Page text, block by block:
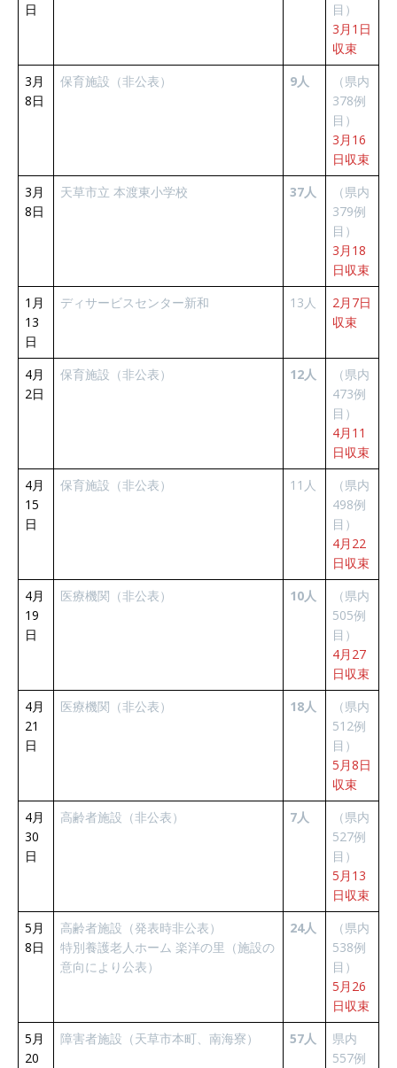
日
目）
3月1日
収束
3月
8日
保育施設（非公表） 9人
（県内
378例
目）
3月16
日収束
3月
8日
天草市立 本渡東小学校 37人
（県内
379例
目）
3月18
日収束
1月
13
日
ディサービスセンター新和 13人
2月7日
収束
4月
2日
保育施設（非公表） 12人
（県内
473例
目）
4月11
日収束
4月
15
日
保育施設（非公表） 11人
（県内
498例
目）
4月22
日収束
4月
19
日
医療機関（非公表） 10人
（県内
505例
目）
4月27
日収束
4月
21
日
医療機関（非公表） 18人
（県内
512例
目）
5月8日
収束
4月
30
日
高齢者施設（非公表） 7人
（県内
527例
目）
5月13
日収束
5月
8日
高齢者施設（発表時非公表）
特別養護老人ホーム 楽洋の里（施設の
意向により公表）
24人
（県内
538例
目）
5月26
日収束
5月
20
障害者施設（天草市本町、南海寮） 57人
県内
557例